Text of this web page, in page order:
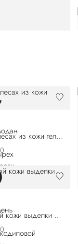
Чемодан на четырех колесах из кожи теленка
Ремень из крокодиловой кожи выделки нубук